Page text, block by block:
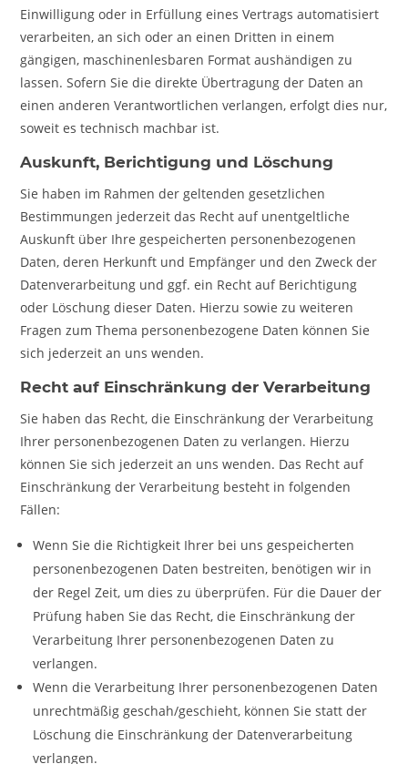
Einwilligung oder in Erfüllung eines Vertrags automatisiert
verarbeiten, an sich oder an einen Dritten in einem
gängigen, maschinenlesbaren Format aushändigen zu
lassen. Sofern Sie die direkte Übertragung der Daten an
einen anderen Verantwortlichen verlangen, erfolgt dies nur,
soweit es technisch machbar ist.
Auskunft, Berichtigung und Löschung
Sie haben im Rahmen der geltenden gesetzlichen
Bestimmungen jederzeit das Recht auf unentgeltliche
Auskunft über Ihre gespeicherten personenbezogenen
Daten, deren Herkunft und Empfänger und den Zweck der
Datenverarbeitung und ggf. ein Recht auf Berichtigung
oder Löschung dieser Daten. Hierzu sowie zu weiteren
Fragen zum Thema personenbezogene Daten können Sie
sich jederzeit an uns wenden.
Recht auf Einschränkung der Verarbeitung
Sie haben das Recht, die Einschränkung der Verarbeitung
Ihrer personenbezogenen Daten zu verlangen. Hierzu
können Sie sich jederzeit an uns wenden. Das Recht auf
Einschränkung der Verarbeitung besteht in folgenden
Fällen:
Wenn Sie die Richtigkeit Ihrer bei uns gespeicherten
personenbezogenen Daten bestreiten, benötigen wir in
der Regel Zeit, um dies zu überprüfen. Für die Dauer der
Prüfung haben Sie das Recht, die Einschränkung der
Verarbeitung Ihrer personenbezogenen Daten zu
verlangen.
Wenn die Verarbeitung Ihrer personenbezogenen Daten
unrechtmäßig geschah/geschieht, können Sie statt der
Löschung die Einschränkung der Datenverarbeitung
verlangen.